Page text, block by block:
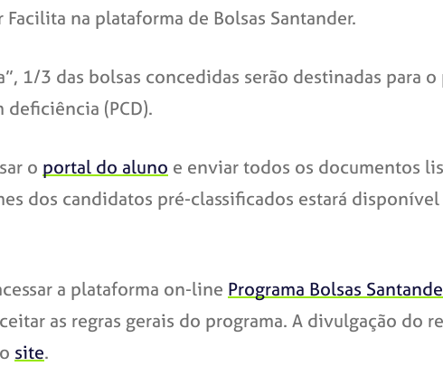
na plataforma de Bolsas Santander.
1/3 das bolsas concedidas serão destinadas para
(PCD).
o portal do aluno e enviar todos os documentos
dos candidatos pré-classificados estará
a plataforma on-line Programa Bolsas
as regras gerais do programa. A divulgação do
site.